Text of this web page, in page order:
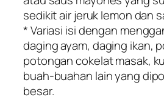
sedikit air jeruk lemon dan
* Variasi isi dengan
daging ayam, daging ikan,
potongan cokelat masak,
buah-buahan lain yang
besar.